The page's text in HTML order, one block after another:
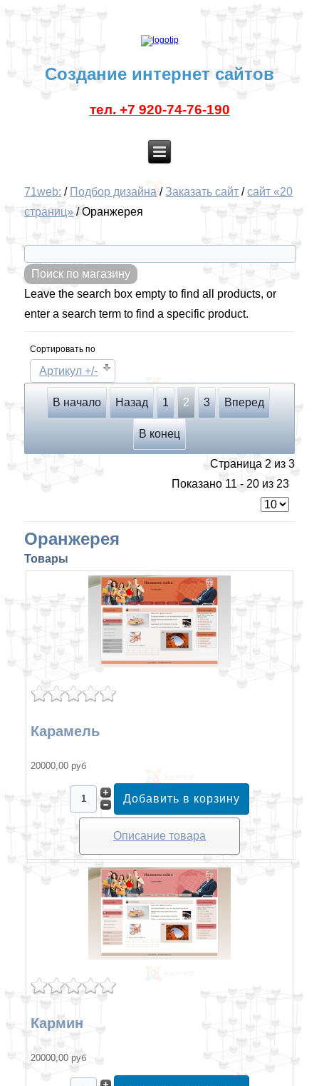
Создание интернет сайтов
тел. +7 920-74-76-190
71web: / Подбор дизайна / Заказать сайт /сайт «20
страниц»/Оранжерея
Leave the search box empty to find all products, or
enter a search term to find a specific product.
Сортировать по
Артикул +/-
В начало Назад 1 2 3 Вперед
В конец
Страница 2 из 3
Показано 11 - 20 из 23
Оранжерея
Товары
Карамель
20000,00 руб
Описание товара
Кармин
20000,00 руб